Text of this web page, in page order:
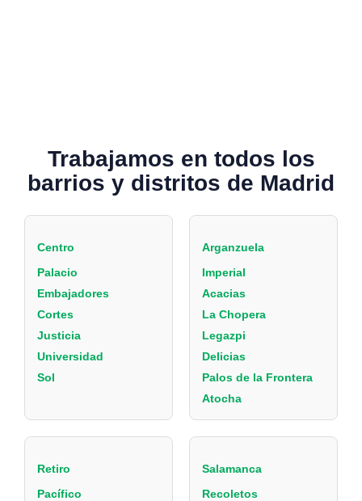
Trabajamos en todos los
barrios y distritos de Madrid
Centro
Palacio
Embajadores
Cortes
Justicia
Universidad
Sol
Arganzuela
Imperial
Acacias
La Chopera
Legazpi
Delicias
Palos de la Frontera
Atocha
Retiro
Pacífico
Salamanca
Recoletos